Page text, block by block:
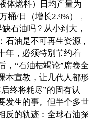
体燃料）日均产量为
桶/日（增长2.9%），
石油吗？从小到大，
石油是不可再生资源，
年，必须特别节约着
，“石油枯竭论”席卷全
本宣教，让几代人都形
终将耗尽”的固有认
发生的事。但半个多世
反的轨迹：全球石油探